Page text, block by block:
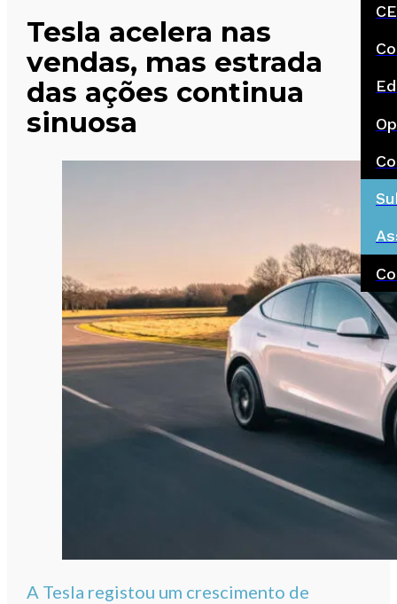
Tesla acelera nas
vendas, mas estrada
das ações continua
sinuosa
A Tesla registou um crescimento de